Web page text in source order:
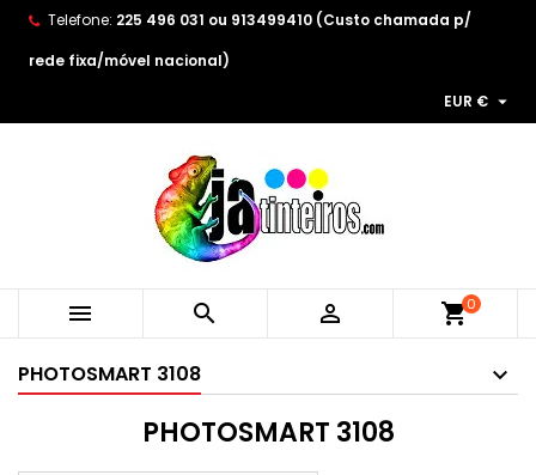
Telefone: 225 496 031 ou 913499410 (Custo chamada p/
rede fixa/móvel nacional)
EUR € 
   shopping_cart0
PHOTOSMART 3108
PHOTOSMART 3108
As minhas listas de desejos ×
((modalTitle)) ×
((cancelText)) ((modalDeleteText))
Create wishlist ×
Wishlist name
Cancelar Create wishlist
Entrar ×
You need to be logged in to save products in your
wishlist.
Cancelar